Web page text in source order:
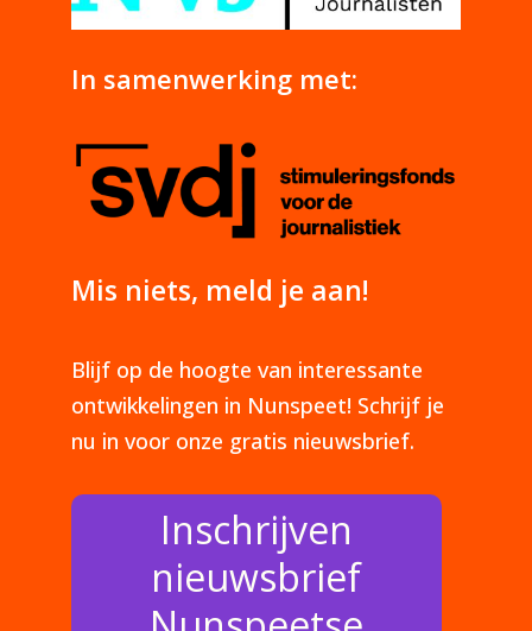
In samenwerking met:
Mis niets, meld je aan!
Blijf op de hoogte van interessante
ontwikkelingen in Nunspeet! Schrijf je
nu in voor onze gratis nieuwsbrief.
Inschrijven
nieuwsbrief